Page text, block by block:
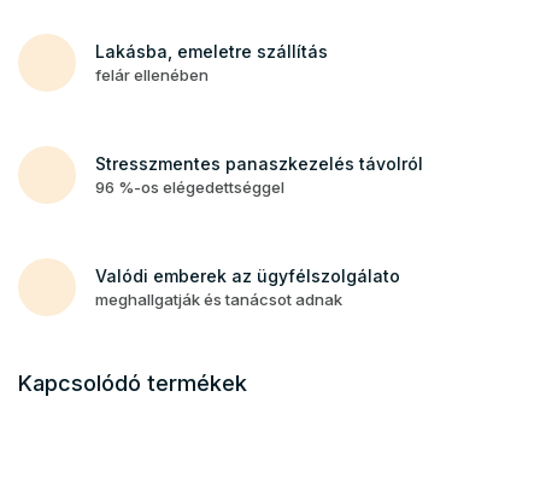
Lakásba, emeletre szállítás
felár ellenében
Stresszmentes panaszkezelés távolról
96 %-os elégedettséggel
Valódi emberek az ügyfélszolgálato
meghallgatják és tanácsot adnak
Kapcsolódó termékek